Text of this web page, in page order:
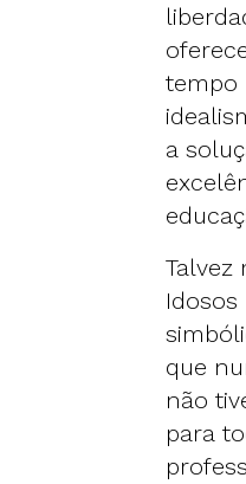
tempo
a
Talvez
que
não
para